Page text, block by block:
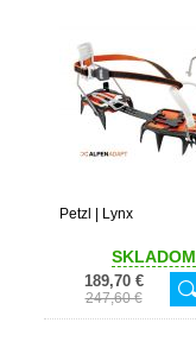
Petzl | Lynx
SKLADOM
189,70 €
247,60 €